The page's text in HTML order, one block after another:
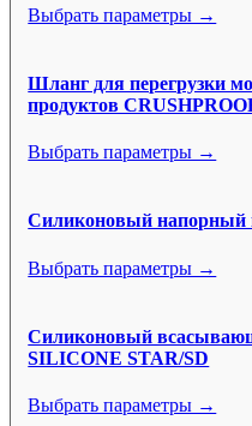
Выбрать параметры →
Шланг для перегрузки
продуктов
Выбрать параметры →
Силиконовый напорный
Выбрать параметры →
Силиконовый
SILICONE STAR/SD
Выбрать параметры →